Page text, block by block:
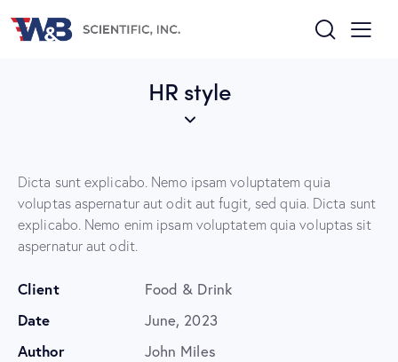
HR style
Dicta sunt explicabo. Nemo ipsam voluptatem quia
voluptas aspernatur aut odit aut fugit, sed quia. Dicta sunt
explicabo. Nemo enim ipsam voluptatem quia voluptas sit
aspernatur aut odit.
Client
Food & Drink
Date
June, 2023
Author
John Miles